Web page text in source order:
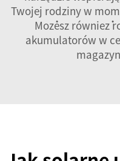
Twojej rodziny w
Możesz również
akumulatorów w